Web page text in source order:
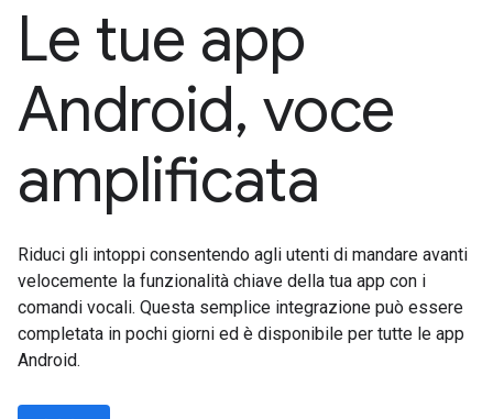
Le tue app
Android, voce
amplificata
Riduci gli intoppi consentendo agli utenti di mandare avanti
velocemente la funzionalità chiave della tua app con i
comandi vocali. Questa semplice integrazione può essere
completata in pochi giorni ed è disponibile per tutte le app
Android.